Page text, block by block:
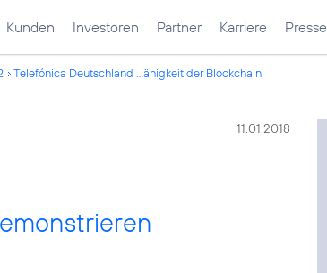
Kunden Investoren Partner Karriere Presse
Telefónica Deutschland ...ähigkeit der Blockchain
11.01.2018